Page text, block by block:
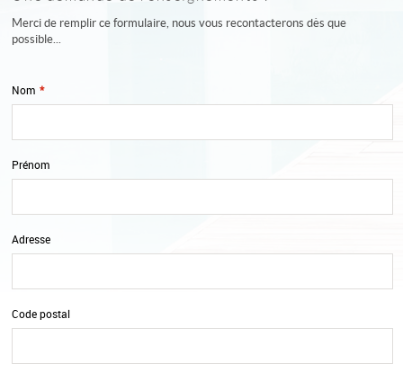
Merci de remplir ce formulaire, nous vous recontacterons dès que
possible...
Nom *
Prénom
Adresse
Code postal